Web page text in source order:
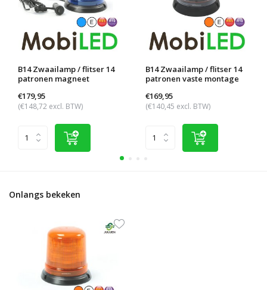
B14 Zwaailamp / flitser 14
patronen magneet
€179,95
(€148,72 excl. BTW)
B14 Zwaailamp / flitser 14
patronen vaste montage
€169,95
(€140,45 excl. BTW)
Onlangs bekeken